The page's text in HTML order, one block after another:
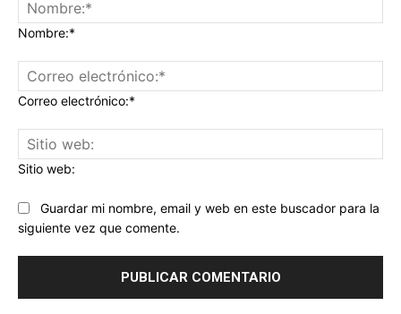
Nombre:*
Correo electrónico:*
Sitio web:
Guardar mi nombre, email y web en este buscador para la
siguiente vez que comente.